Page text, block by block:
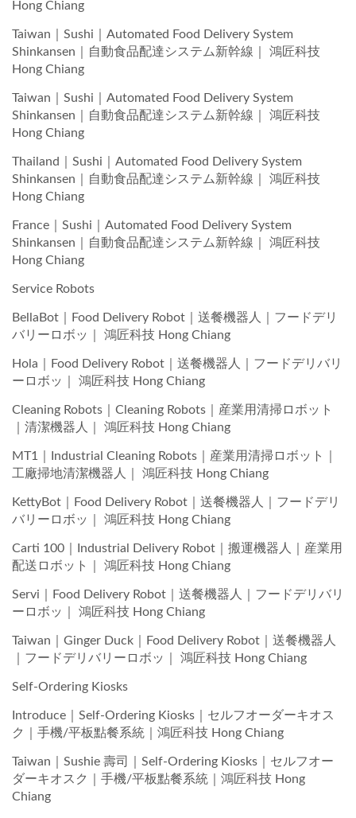
Hong Chiang
Taiwan｜Sushi｜Automated Food Delivery System
Shinkansen｜自動食品配達システム新幹線｜ 鴻匠科技
Hong Chiang
Taiwan｜Sushi｜Automated Food Delivery System
Shinkansen｜自動食品配達システム新幹線｜ 鴻匠科技
Hong Chiang
Thailand｜Sushi｜Automated Food Delivery System
Shinkansen｜自動食品配達システム新幹線｜ 鴻匠科技
Hong Chiang
France｜Sushi｜Automated Food Delivery System
Shinkansen｜自動食品配達システム新幹線｜ 鴻匠科技
Hong Chiang
Service Robots
BellaBot｜Food Delivery Robot｜送餐機器人｜フードデリ
バリーロボッ｜ 鴻匠科技 Hong Chiang
Hola｜Food Delivery Robot｜送餐機器人｜フードデリバリ
ーロボッ｜ 鴻匠科技 Hong Chiang
Cleaning Robots｜Cleaning Robots｜産業用清掃ロボット
｜清潔機器人｜ 鴻匠科技 Hong Chiang
MT1｜Industrial Cleaning Robots｜産業用清掃ロボット｜
工廠掃地清潔機器人｜ 鴻匠科技 Hong Chiang
KettyBot｜Food Delivery Robot｜送餐機器人｜フードデリ
バリーロボッ｜ 鴻匠科技 Hong Chiang
Carti 100｜Industrial Delivery Robot｜搬運機器人｜産業用
配送ロボット｜ 鴻匠科技 Hong Chiang
Servi｜Food Delivery Robot｜送餐機器人｜フードデリバリ
ーロボッ｜ 鴻匠科技 Hong Chiang
Taiwan｜Ginger Duck｜Food Delivery Robot｜送餐機器人
｜フードデリバリーロボッ｜ 鴻匠科技 Hong Chiang
Self-Ordering Kiosks
Introduce｜Self-Ordering Kiosks｜セルフオーダーキオス
ク｜手機/平板點餐系統｜鴻匠科技 Hong Chiang
Taiwan｜Sushie 壽司｜Self-Ordering Kiosks｜セルフオー
ダーキオスク｜手機/平板點餐系統｜鴻匠科技 Hong
Chiang